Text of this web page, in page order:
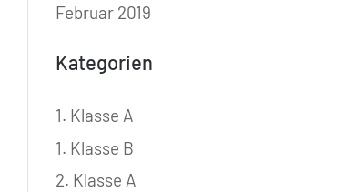
Februar 2019
Kategorien
1. Klasse A
1. Klasse B
2. Klasse A